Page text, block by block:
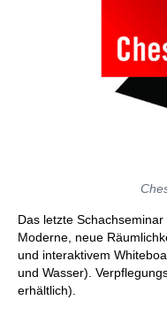
Das letzte Schachseminar
Moderne, neue
und interaktivem
und Wasser).
erhältlich).